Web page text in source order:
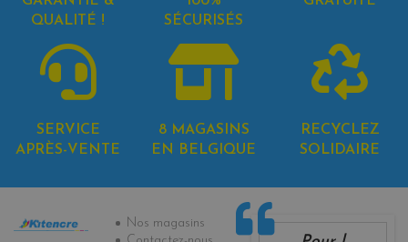
QUALITÉ !
SÉCURISÉS
SERVICE
APRÈS-VENTE
8 MAGASINS
EN BELGIQUE
RECYCLEZ
SOLIDAIRE
Informations
Nos magasins